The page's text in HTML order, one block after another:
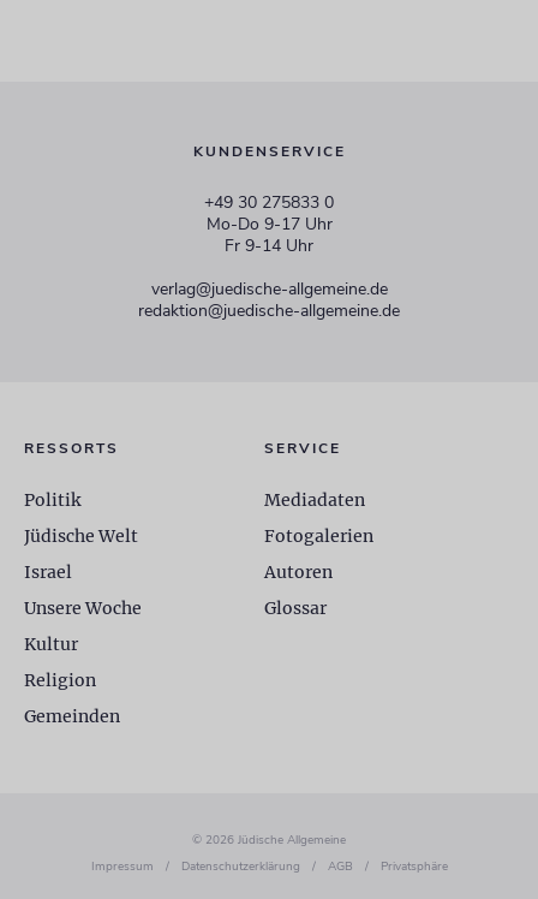
KUNDENSERVICE
+49 30 275833 0
Mo-Do 9-17 Uhr
Fr 9-14 Uhr
verlag@juedische-allgemeine.de
redaktion@juedische-allgemeine.de
RESSORTS
Politik
Jüdische Welt
Israel
Unsere Woche
Kultur
Religion
Gemeinden
SERVICE
Mediadaten
Fotogalerien
Autoren
Glossar
© 2026 Jüdische Allgemeine
Impressum
/ Datenschutzerklärung / AGB / Privatsphäre